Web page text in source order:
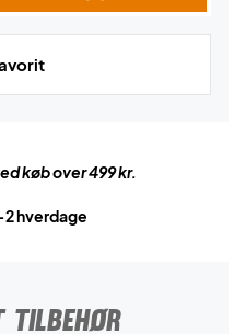
køb over 499 kr.
hverdage
TILBEHØR